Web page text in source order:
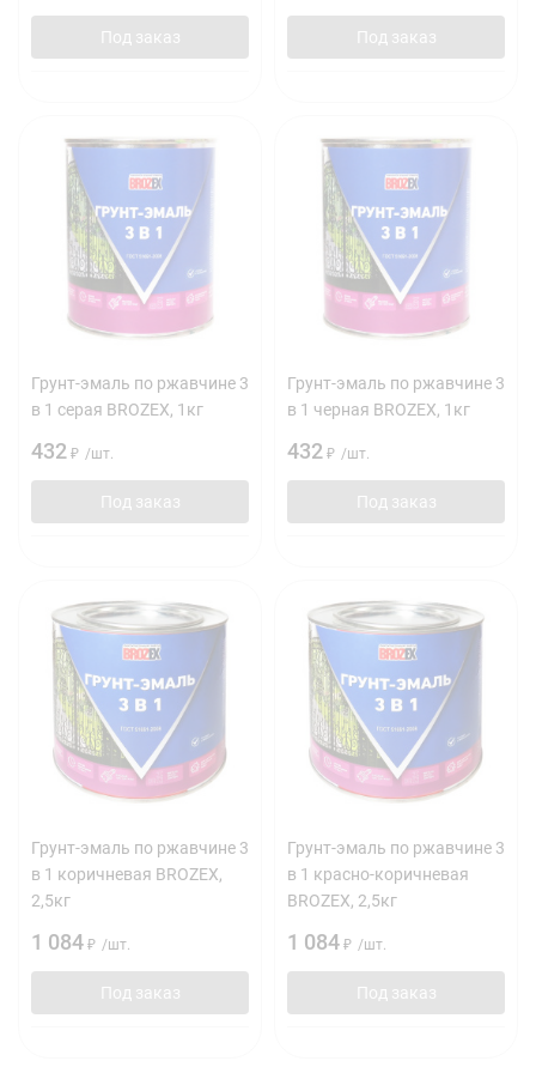
Под заказ Под заказ
Грунт-эмаль по ржавчине 3
в 1 серая BROZEX, 1кг
432 ₽ /шт.
Под заказ
Грунт-эмаль по ржавчине 3
в 1 черная BROZEX, 1кг
432 ₽ /шт.
Под заказ
Грунт-эмаль по ржавчине 3
в 1 коричневая BROZEX,
2,5кг
1 084 ₽ /шт.
Под заказ
Грунт-эмаль по ржавчине 3
в 1 красно-коричневая
BROZEX, 2,5кг
1 084 ₽ /шт.
Под заказ